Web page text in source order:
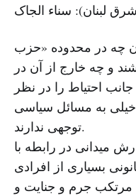
لبنان): سناء الجاک
چه در محدوده «حزب
و چه خارج از آن در
احتیاط را در نظر
به مسائل سیاسی
توجهی ندارند.
میدانی در رابطه با
بسیاری از افرادی
مرتکب جرم و جنایت و